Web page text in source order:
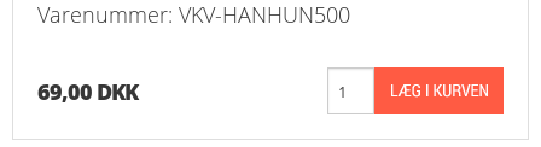
KURV
NYHEDER
Varenummer: VKV-HANHUN500
69,00 DKK